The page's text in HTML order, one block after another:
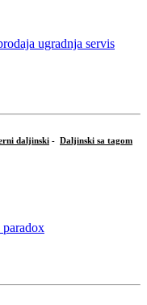
daljinski - Daljinski sa tagom